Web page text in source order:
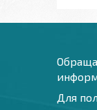
Для